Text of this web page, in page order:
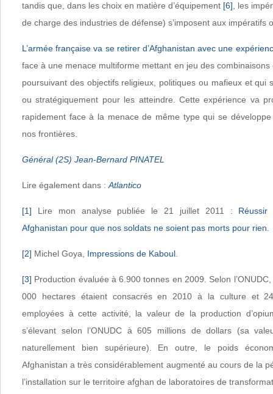
tandis que, dans les choix en matière d’équipement [6] , les
de charge des industries de défense) s’imposent aux impératifs
L’armée française va se retirer d’Afghanistan avec une
face à une menace multiforme mettant en jeu des combinaisons
poursuivant des objectifs religieux, politiques ou mafieux et qui
ou stratégiquement pour les atteindre. Cette expérience va
rapidement face à la menace de même type qui se
nos frontières.
Général (2S) Jean-Bernard PINATEL
Lire également dans : Atlantico
[1] Lire mon analyse publiée le 21 juillet 2011 :
Afghanistan pour que nos soldats ne soient pas morts pour rien
[2] Michel Goya, Impressions de Kaboul
[3] Production évaluée à 6.900 tonnes en 2009. Selon
000 hectares étaient consacrés en 2010 à la culture et
employées à cette activité, la valeur de la production
s’élevant selon l’ONUDC à 605 millions de dollars (sa
naturellement bien supérieure). En outre, le poids
Afghanistan a très considérablement augmenté au cours de la
l’installation sur le territoire afghan de laboratoires de